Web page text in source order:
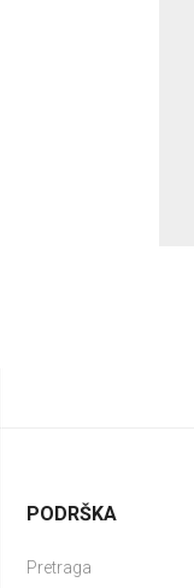
PODRŠKA
Pretraga